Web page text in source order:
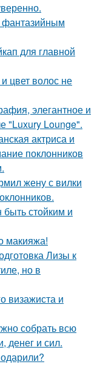
фантазийным
для главной
цвет волос не
элегантное и
"Luxury Lounge".
актриса и
поклонников
жену с вилки
стойким и
макияжа!
Лизы к
но в
визажиста и
собрать всю
денег и сил.